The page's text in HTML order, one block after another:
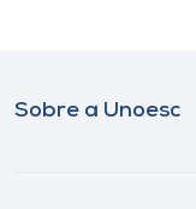
Sobre a Unoesc